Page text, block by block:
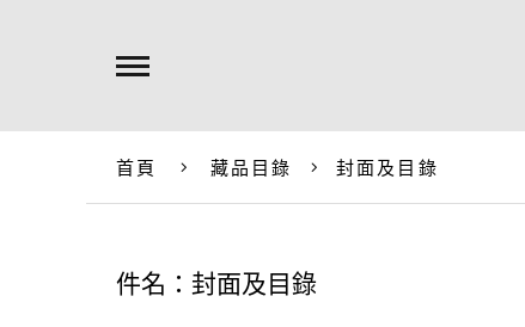
首頁 藏品目錄 封面及目錄
件名：封面及目錄